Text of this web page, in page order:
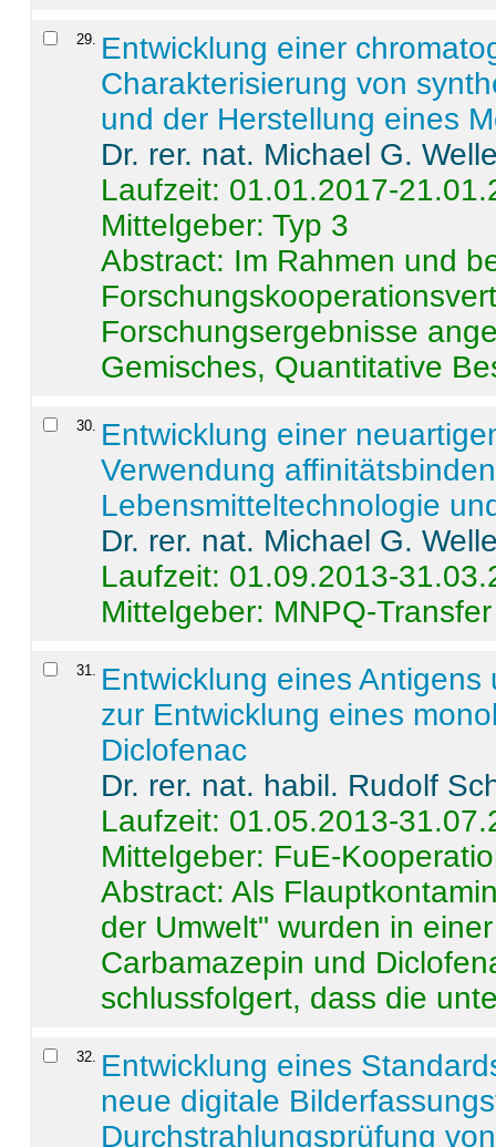
29. Entwicklung einer
Charakterisierung von
und der Herstellung eines
Dr. rer. nat. Michael G.
Laufzeit: 01.01.2017-
Mittelgeber: Typ 3
Abstract: Im Rahmen und
Forschungsergebnisse
Gemisches, Quantitative
30. Entwicklung einer
Verwendung
Lebensmitteltechnologie
Dr. rer. nat. Michael G.
Laufzeit: 01.09.2013-
Mittelgeber: MNPQ-Transfer
31. Entwicklung eines
zur Entwicklung eines
Diclofenac
Dr. rer. nat. habil. Rudolf
Laufzeit: 01.05.2013-
Mittelgeber: FuE-
Abstract:Als
der Umwelt" wurden in
Carbamazepin und
schlussfolgert, dass die
32. Entwicklung eines
neue digitale
Durchstrahlungsprüfung